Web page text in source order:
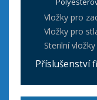
Vložky pro
Vložky pro
Sterilní vložky
Příslušenství